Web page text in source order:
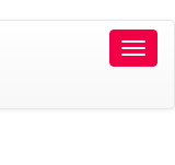
Toggle